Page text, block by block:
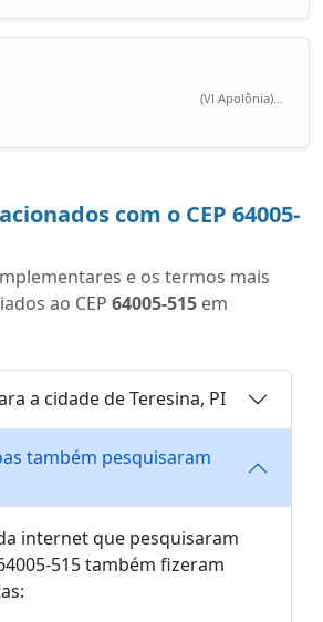
(Vl Apolônia)...
com o CEP 64005-
e os termos mais
ao CEP 64005-515 em
a cidade de Teresina, PI
também pesquisaram
internet que pesquisaram
515 também fizeram